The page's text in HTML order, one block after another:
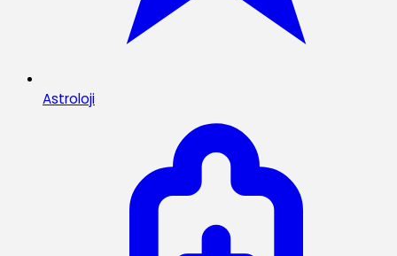
Astroloji